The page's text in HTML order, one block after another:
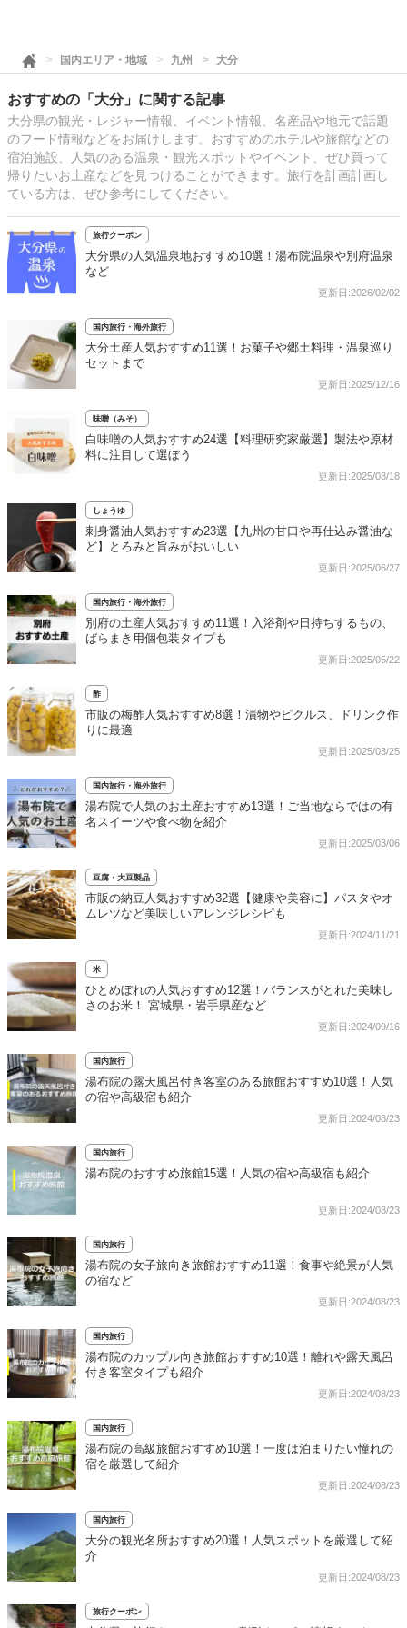
国内エリア・地域 九州 大分
おすすめの「大分」に関する記事
大分県の観光・レジャー情報、イベント情報、名産品や地元で話題
のフード情報などをお届けします。おすすめのホテルや旅館などの
宿泊施設、人気のある温泉・観光スポットやイベント、ぜひ買って
帰りたいお土産などを見つけることができます。旅行を計画計画し
ている方は、ぜひ参考にしてください。
旅行クーポン
大分県の人気温泉地おすすめ10選！湯布院温泉や別府温泉
など
更新日:2026/02/02
国内旅行・海外旅行
大分土産人気おすすめ11選！お菓子や郷土料理・温泉巡り
セットまで
更新日:2025/12/16
味噌（みそ）
白味噌の人気おすすめ24選【料理研究家厳選】製法や原材
料に注目して選ぼう
更新日:2025/08/18
しょうゆ
刺身醤油人気おすすめ23選【九州の甘口や再仕込み醤油な
ど】とろみと旨みがおいしい
更新日:2025/06/27
国内旅行・海外旅行
別府の土産人気おすすめ11選！入浴剤や日持ちするもの、
ばらまき用個包装タイプも
更新日:2025/05/22
酢
市販の梅酢人気おすすめ8選！漬物やピクルス、ドリンク作
りに最適
更新日:2025/03/25
国内旅行・海外旅行
湯布院で人気のお土産おすすめ13選！ご当地ならではの有
名スイーツや食べ物を紹介
更新日:2025/03/06
豆腐・大豆製品
市販の納豆人気おすすめ32選【健康や美容に】パスタやオ
ムレツなど美味しいアレンジレシピも
更新日:2024/11/21
米
ひとめぼれの人気おすすめ12選！バランスがとれた美味し
さのお米！ 宮城県・岩手県産など
更新日:2024/09/16
国内旅行
湯布院の露天風呂付き客室のある旅館おすすめ10選！人気
の宿や高級宿も紹介
更新日:2024/08/23
国内旅行
湯布院のおすすめ旅館15選！人気の宿や高級宿も紹介
更新日:2024/08/23
国内旅行
湯布院の女子旅向き旅館おすすめ11選！食事や絶景が人気
の宿など
更新日:2024/08/23
国内旅行
湯布院のカップル向き旅館おすすめ10選！離れや露天風呂
付き客室タイプも紹介
更新日:2024/08/23
国内旅行
湯布院の高級旅館おすすめ10選！一度は泊まりたい憧れの
宿を厳選して紹介
更新日:2024/08/23
国内旅行
大分の観光名所おすすめ20選！人気スポットを厳選して紹
介
更新日:2024/08/23
旅行クーポン